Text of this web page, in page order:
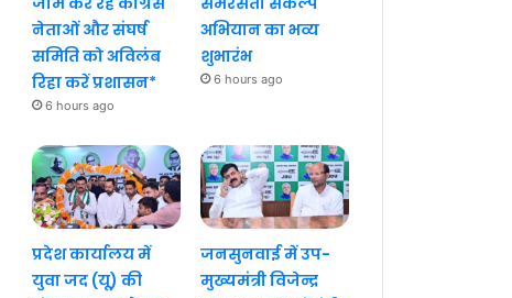
नेताओं और संघर्ष
समिति को अविलंब
रिहा करें प्रशासन*
6 hours ago
अभियान का भव्य
शुभारंभ
6 hours ago
प्रदेश कार्यालय में
युवा जद (यू) की
जनसुनवाई में उप-
मुख्यमंत्री विजेन्द्र